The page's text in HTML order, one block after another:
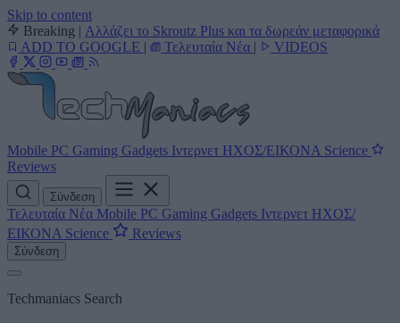
Skip to content
Breaking | Αλλάζει το Skroutz Plus και τα δωρεάν μεταφορικά
ADD TO GOOGLE | Τελευταία Νέα | VIDEOS
Mobile PC Gaming Gadgets Ιντερνετ ΗΧΟΣ/ΕΙΚΟΝΑ Science
Reviews
Σύνδεση
Τελευταία Νέα Mobile PC Gaming Gadgets Ιντερνετ ΗΧΟΣ/
ΕΙΚΟΝΑ Science Reviews
Σύνδεση
Techmaniacs Search